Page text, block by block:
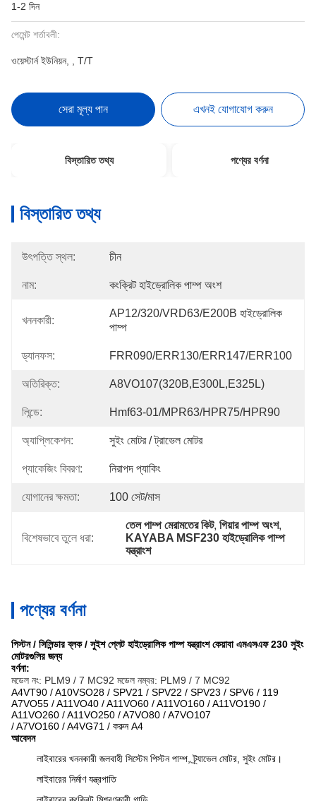
1-2 দিন
পেমেন্ট শর্তাবলী:
ওয়েস্টার্ন ইউনিয়ন, , T/T
সেরা মূল্য পান এখনই যোগাযোগ করুন
বিস্তারিত তথ্য পণ্যের বর্ণনা
বিস্তারিত তথ্য
উৎপত্তি স্থল: চীন
নাম: কংক্রিট হাইড্রোলিক পাম্প অংশ
খননকারী:
AP12/320/VRD63/E200B হাইড্রোলিক
পাম্প
ড্যানফস: FRR090/ERR130/ERR147/ERR100
অতিরিক্ত: A8VO107(320B,E300L,E325L)
লিন্ডে: Hmf63-01/MPR63/HPR75/HPR90
অ্যাপ্লিকেশন: সুইং মোটর / ট্রাভেল মোটর
প্যাকেজিং বিবরণ: নিরাপদ প্যাকিং
যোগানের ক্ষমতা: 100 সেট/মাস
বিশেষভাবে তুলে ধরা:
তেল পাম্প মেরামতের কিট, গিয়ার পাম্প অংশ,
KAYABA MSF230 হাইড্রোলিক পাম্প
যন্ত্রাংশ
পণ্যের বর্ণনা
পিস্টন / সিলিন্ডার ব্লক / সুইশ প্লেট হাইড্রোলিক পাম্প যন্ত্রাংশ কেয়াবা এমএসএফ 230 সুইং
মোটরগুলির জন্য
বর্ণনা:
মডেল নং: PLM9 / 7 MC92 মডেল নম্বর: PLM9 / 7 MC92
A4VT90 / A10VSO28 / SPV21 / SPV22 / SPV23 / SPV6 / 119
A7VO55 / A11VO40 / A11VO60 / A11VO160 / A11VO190 /
A11VO260 / A11VO250 / A7VO80 / A7VO107
/ A7VO160 / A4VG71 / করুন A4
আবেদন
লাইবারের খননকারী জলবাহী সিস্টেম পিস্টন পাম্প, ট্র্যাভেল মোটর, সুইং মোটর।
লাইবারের নির্মাণ যন্ত্রপাতি